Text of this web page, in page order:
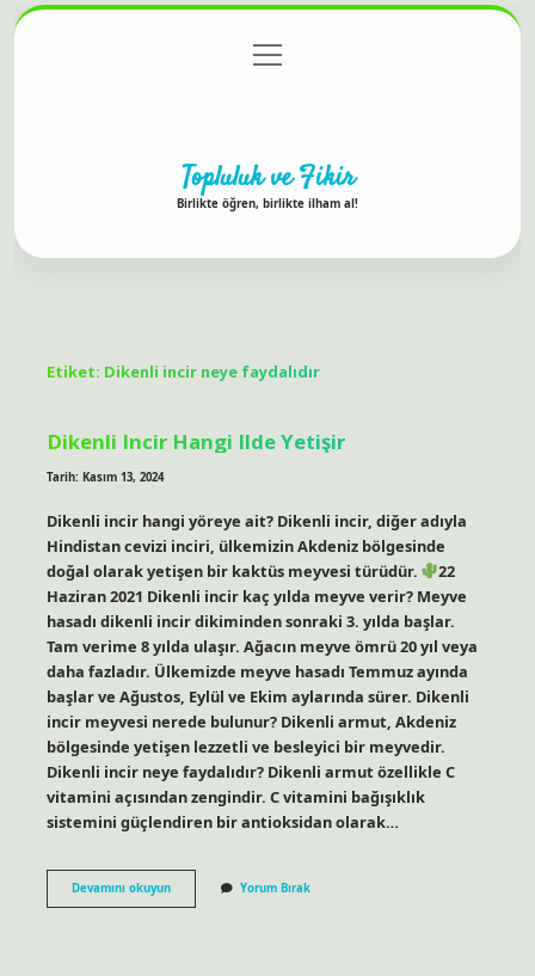
Gizlilik Politikası
menüyü
aç
Topluluk ve Fikir
Birlikte öğren, birlikte ilham al!
Etiket: Dikenli incir neye faydalıdır
Dikenli Incir Hangi Ilde Yetişir
Tarih: Kasım 13, 2024
Dikenli incir hangi yöreye ait? Dikenli incir, diğer adıyla
Hindistan cevizi inciri, ülkemizin Akdeniz bölgesinde
doğal olarak yetişen bir kaktüs meyvesi türüdür.
22
Haziran 2021 Dikenli incir kaç yılda meyve verir? Meyve
hasadı dikenli incir dikiminden sonraki 3. yılda başlar.
Tam verime 8 yılda ulaşır. Ağacın meyve ömrü 20 yıl veya
daha fazladır. Ülkemizde meyve hasadı Temmuz ayında
başlar ve Ağustos, Eylül ve Ekim aylarında sürer. Dikenli
incir meyvesi nerede bulunur? Dikenli armut, Akdeniz
bölgesinde yetişen lezzetli ve besleyici bir meyvedir.
Dikenli incir neye faydalıdır? Dikenli armut özellikle C
vitamini açısından zengindir. C vitamini bağışıklık
sistemini güçlendiren bir antioksidan olarak…
Devamını okuyunDikenli
Incir
Yorum Bırak